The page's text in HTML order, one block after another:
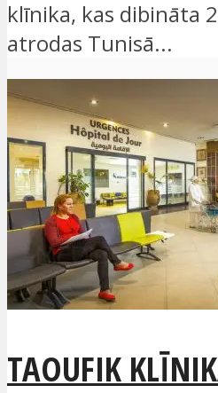
klīnika, kas dibināta
atrodas Tunisā...
TAOUFIK